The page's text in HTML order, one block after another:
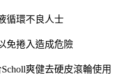
循環不良人士
免捲入造成危險
爽健去硬皮滾輪使用